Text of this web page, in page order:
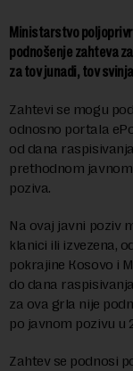
Ministarstvo
podnošenje zahteva
za tov junadi, tov
Zahtevi se mogu
odnosno portala
od dana
prethodnom
poziva.
Na ovaj javni poziv
klanici ili izvezena,
pokrajine Кosovo i
do dana
za ova grla nije
po javnom pozivu u
Zahtev se podnosi